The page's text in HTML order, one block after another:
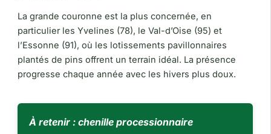
La grande couronne est la plus concernée, en
particulier les Yvelines (78), le Val-d’Oise (95) et
l’Essonne (91), où les lotissements pavillonnaires
plantés de pins offrent un terrain idéal. La présence
progresse chaque année avec les hivers plus doux.
À retenir : chenille processionnaire